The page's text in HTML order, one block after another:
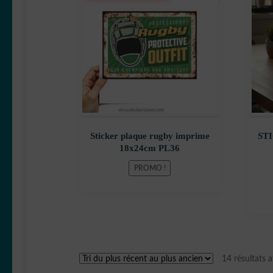
Sticker plaque rugby imprime
18x24cm PL36
PROMO !
initial
était :
12,90 €.
14 résultats